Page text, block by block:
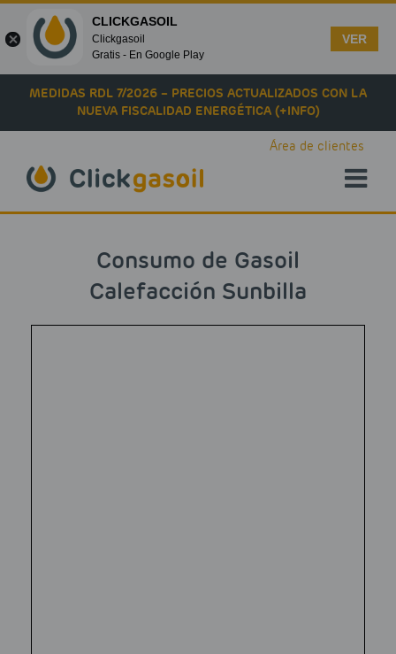
Skip to main content
MEDIDAS RDL 7/2026 – PRECIOS ACTUALIZADOS CON LA
NUEVA FISCALIDAD ENERGÉTICA (+INFO)
Área de clientes
Consumo de Gasoil
Calefacción Sunbilla
CLICKGASOIL
Clickgasoil
Gratis - En Google Play
VER